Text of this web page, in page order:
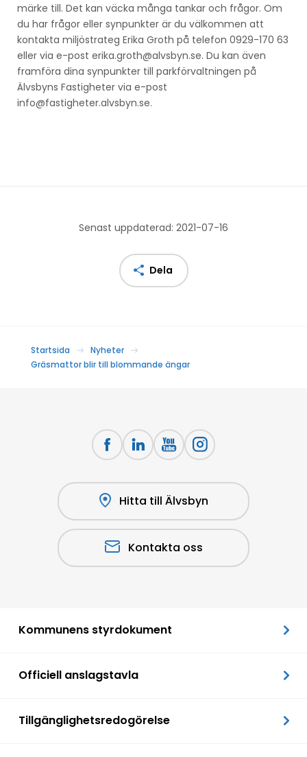
märke till. Det kan väcka många tankar och frågor. Om
du har frågor eller synpunkter är du välkommen att
kontakta miljöstrateg Erika Groth på telefon 0929-170 63
eller via e-post erika.groth@alvsbyn.se. Du kan även
framföra dina synpunkter till parkförvaltningen på
Älvsbyns Fastigheter via e-post
info@fastigheter.alvsbyn.se.
Senast uppdaterad: 2021-07-16
Dela
Startsida
Nyheter
Gräsmattor blir till blommande ängar
Hitta till Älvsbyn
Kontakta oss
Kommunens styrdokument
Officiell anslagstavla
Tillgänglighetsredogörelse